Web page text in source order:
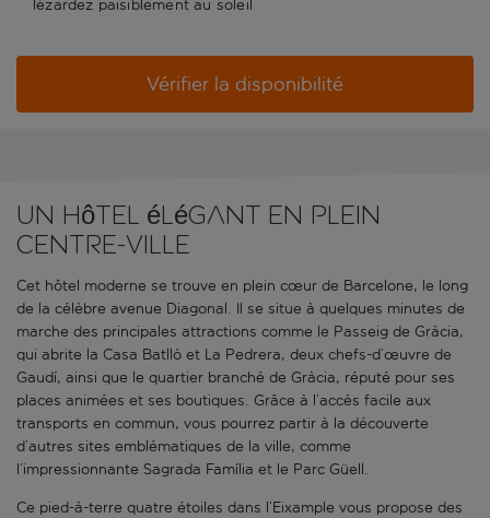
lézardez paisiblement au soleil
Vérifier la disponibilité
Un hôtel élégant en plein
centre-ville
Cet hôtel moderne se trouve en plein cœur de Barcelone, le long
de la célèbre avenue Diagonal. Il se situe à quelques minutes de
marche des principales attractions comme le Passeig de Gràcia,
qui abrite la Casa Batlló et La Pedrera, deux chefs-d’œuvre de
Gaudí, ainsi que le quartier branché de Gràcia, réputé pour ses
places animées et ses boutiques. Grâce à l’accès facile aux
transports en commun, vous pourrez partir à la découverte
d’autres sites emblématiques de la ville, comme
l’impressionnante Sagrada Família et le Parc Güell.
Ce pied-à-terre quatre étoiles dans l’Eixample vous propose des